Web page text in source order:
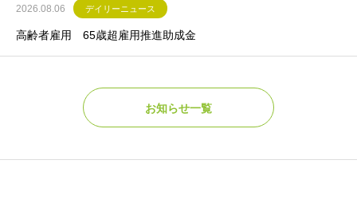
2026.08.06 デイリーニュース
高齢者雇用 65歳超雇用推進助成金
お知らせ一覧